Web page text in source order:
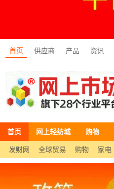
首页 供应商 产品 资讯
首页 网上轻纺城 购物
发财网 全球贸易 购物 家电